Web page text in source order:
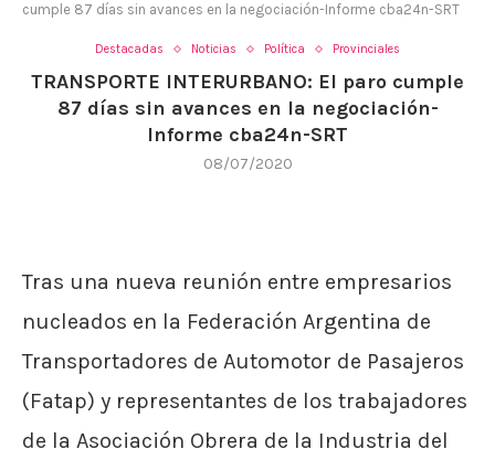
cumple 87 días sin avances en la negociación-Informe cba24n-SRT
Destacadas Noticias Política Provinciales
TRANSPORTE INTERURBANO: El paro cumple
87 días sin avances en la negociación-
Informe cba24n-SRT
08/07/2020
Tras una nueva reunión entre empresarios
nucleados en la Federación Argentina de
Transportadores de Automotor de Pasajeros
(Fatap) y representantes de los trabajadores
de la Asociación Obrera de la Industria del